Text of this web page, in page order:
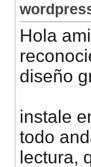
Hola
diseño
instale
todo
lectura,